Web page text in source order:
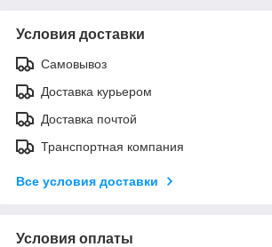
Условия доставки
Самовывоз
Доставка курьером
Доставка почтой
Транспортная компания
Все условия доставки
Условия оплаты